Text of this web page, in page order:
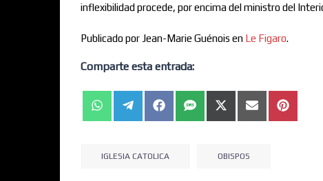
inflexibilidad procede, por encima del ministro del
Publicado por Jean-Marie Guénois en Le Figaro.
Comparte esta entrada:
IGLESIA CATOLICA OBISPOS